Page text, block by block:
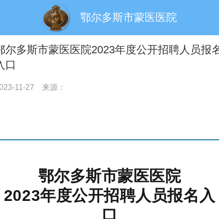
鄂尔多斯市蒙医医院
尔多斯市蒙医医院2023年度公开招聘人员报
口
11-27 来源：
鄂尔多斯市蒙医医院
2023年度公开招聘人员报名入
口